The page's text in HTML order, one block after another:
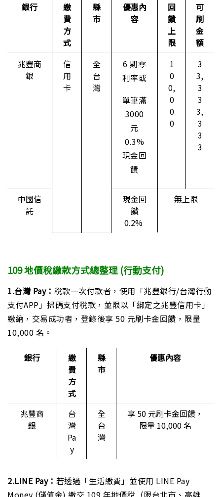
銀行
繳
費
方
式
縣
市
優惠內
容
回
饋
上
限
可
刷
金
額
兆豐商
銀
信
用
卡
全
台
灣
6 期零
利率或
單筆滿
3000
元
0.3%
現金回
饋
1
0
0,
0
0
0
3
3,
3
3
3,
3
3
3
中國信
託
現金回
饋
0.2%
無上限
109 地價稅繳款方式總整理 (行動支付)
1.台灣 Pay： 稅款一次付款者，使用「兆豐銀行/台灣行動
支付APP」掃碼支付稅款，並限以「綁定之兆豐信用卡」
繳納，交易成功者，登錄後享 50 元刷卡金回饋，限量
10,000 名。
銀行
繳
費
方
式
縣
市
優惠內容
兆豐商
銀
台
灣
Pa
y
全
台
灣
享 50 元刷卡金回饋，
限量 10,000 名
2.LINE Pay： 若透過「生活繳費」並使用 LINE Pay
Money (儲值金) 繳交 109 年地價稅（限台北市、高雄